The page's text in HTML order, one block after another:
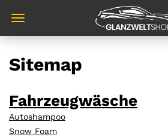
zum
Hauptinhalt
Sitemap
Fahrzeugwäsche
Autoshampoo
Snow Foam